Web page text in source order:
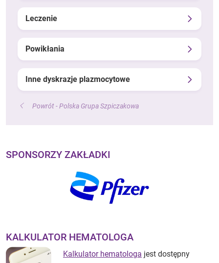
Leczenie
Powikłania
Inne dyskrazje plazmocytowe
Powrót - Polska Grupa Szpiczakowa
SPONSORZY ZAKŁADKI
KALKULATOR HEMATOLOGA
Kalkulator hematologa jest dostępny